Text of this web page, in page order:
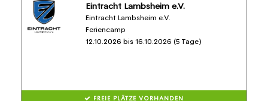
Eintracht Lambsheim e.V.
Eintracht Lambsheim e.V.
Feriencamp
12.10.2026 bis 16.10.2026 (5 Tage)
FREIE PLÄTZE VORHANDEN